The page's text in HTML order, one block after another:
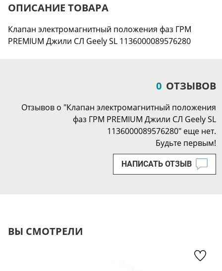
ОПИСАНИЕ ТОВАРА
Клапан электромагнитный положения фаз ГРМ
PREMIUM Джили СЛ Geely SL 1136000089576280
0 ОТЗЫВОВ
Отзывов о "Клапан электромагнитный положения
фаз ГРМ PREMIUM Джили СЛ Geely SL
1136000089576280" еще нет.
Будьте первым!
НАПИСАТЬ ОТЗЫВ
ВЫ СМОТРЕЛИ